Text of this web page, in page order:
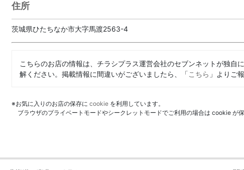
住所
茨城県ひたちなか市大字馬渡2563-4
こちらのお店の情報は、チラシプラス運営会社のセブンネットが独
解ください。掲載情報に間違いがございましたら、「こちら 」よりご
※お気に入りのお店の保存に cookie を利用しています。
ブラウザのプライベートモードやシークレットモードでご利用の場合は cookie が